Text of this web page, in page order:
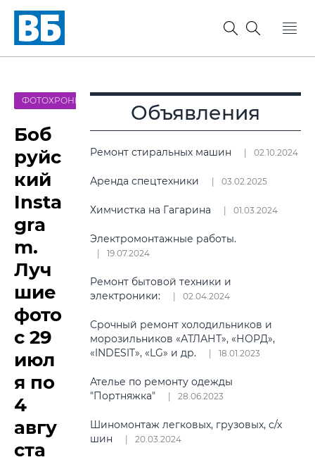
ФОТОХРОНИКА
Боб
руйс
кий
Insta
gra
m.
Луч
шие
фото
с 29
июл
я по
4
авгу
ста
Объявления
Ремонт стиральных машин 02.10.2024
Аренда спецтехники 03.02.2025
Химчистка на Гагарина 01.03.2024
Электромонтажные работы.
19.07.2024
Ремонт бытовой техники и
электроники:
02.04.2024
Срочный ремонт холодильников и
морозильников «АТЛАНТ», «НОРД»,
«INDESIT», «LG» и др.
18.01.2023
Ателье по ремонту одежды
"Портняжка"
28.06.2023
Шиномонтаж легковых, грузовых, с/х
шин
20.03.2024